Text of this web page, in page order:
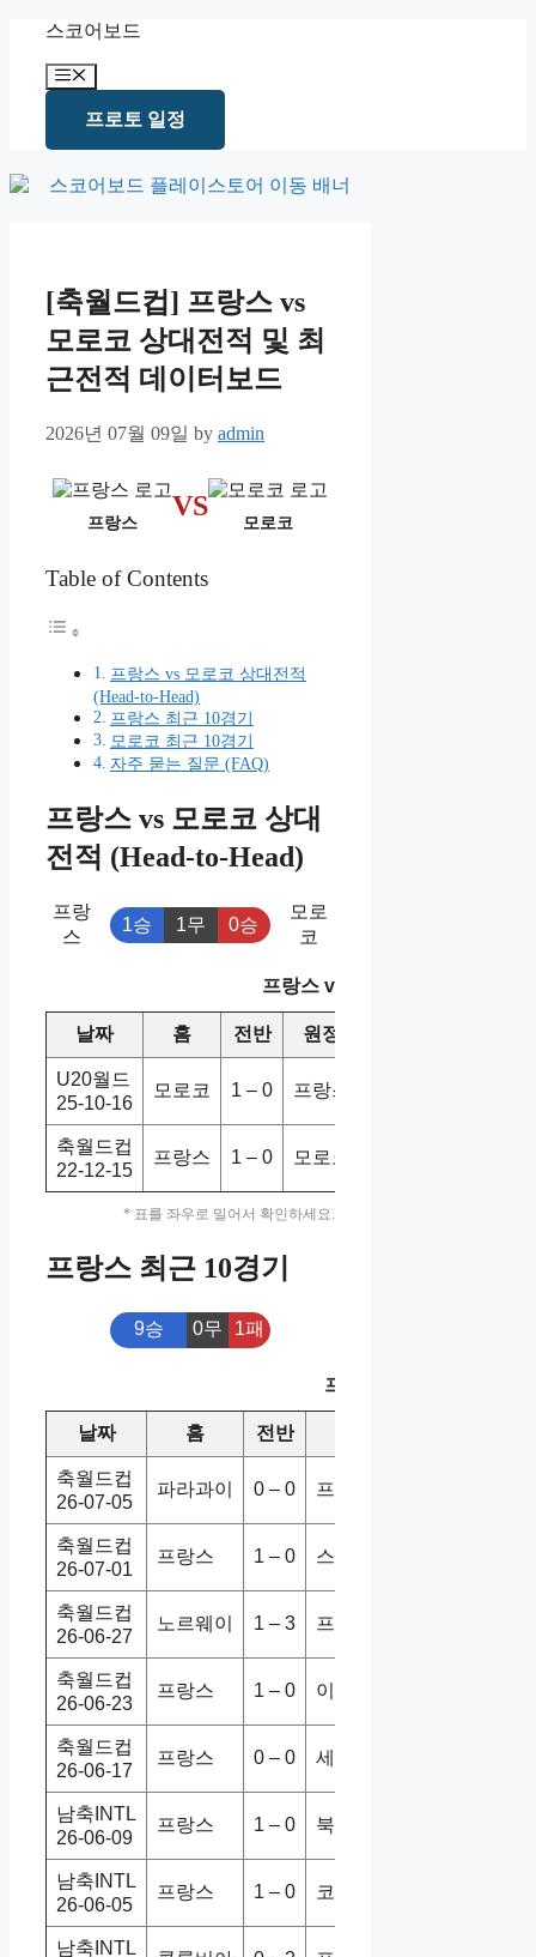
content
스코어보드
Menu
프로토 일정
[축월드컵] 프랑스 vs
모로코 상대전적 및 최
근전적 데이터보드
2026년 07월 09일 by admin
프랑스
VS
모로코
Table of Contents
프랑스 vs 모로코 상대전적
(Head-to-Head)
프랑스 최근 10경기
모로코 최근 10경기
자주 묻는 질문 (FAQ)
프랑스 vs 모로코 상대
전적 (Head-to-Head)
프랑
스
1승 1무 0승
모로
코
프랑스 vs 모로코 상대전적
날짜 홈 전반 원정
U20월드
25-10-16
모로코 1 – 0 프랑스
축월드컵
22-12-15
프랑스 1 – 0 모로코
* 표를 좌우로 밀어서 확인하세요.
프랑스 최근 10경기
9승 0무 1패
프랑스 최근 10경기
날짜 홈 전반
축월드컵
26-07-05
파라과이 0 – 0 프랑스
축월드컵
26-07-01
프랑스 1 – 0 스웨덴
축월드컵
26-06-27
노르웨이 1 – 3 프랑스
축월드컵
26-06-23
프랑스 1 – 0 이라크
축월드컵
26-06-17
프랑스 0 – 0 세네갈
남축INTL
26-06-09
프랑스 1 – 0 북아일랜
남축INTL
26-06-05
프랑스 1 – 0 코트디부
남축INTL